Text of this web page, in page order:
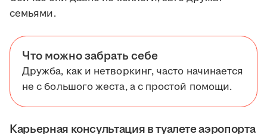
семьями.
Что можно забрать себе
Дружба, как и нетворкинг, часто начинается
не с большого жеста, а с простой помощи.
Карьерная консультация в туалете аэропорта